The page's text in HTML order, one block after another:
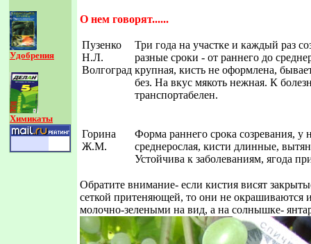
Удобрения
Химикаты
О нем говорят......
Пузенко
Н.Л.
Волгоград
Три года на участке и каждый раз
разные сроки - от раннего до
крупная, кисть не оформлена,
без. На вкус мякоть нежная. К
транспортабелен.
Горина
Ж.М.
Форма раннего срока созревания, у
среднерослая, кисти длинные,
Устойчива к заболеваниям, ягода
Обратите внимание- если кистия висят
сеткой притеняющей, то они не окрашиваются
молочно-зелеными на вид, а на солнышке-